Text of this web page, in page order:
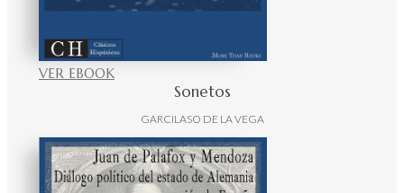
VER EBOOK
Sonetos
GARCILASO DE LA VEGA